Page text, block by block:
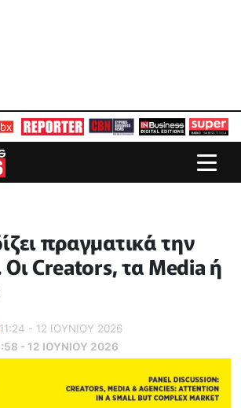
πραγματικά την
Creators, τα Media ή
11:24 - 12 ΙΟΥΝΙΟΥ 2026
- 12 ΙΟΥΝΙΟΥ 2026